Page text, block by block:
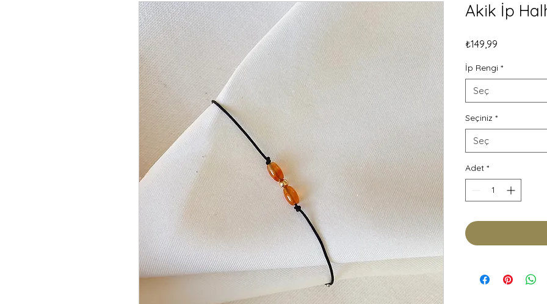
Akik İp
₺149,99
İp Rengi *
Seç
Seçiniz *
Seç
Adet *